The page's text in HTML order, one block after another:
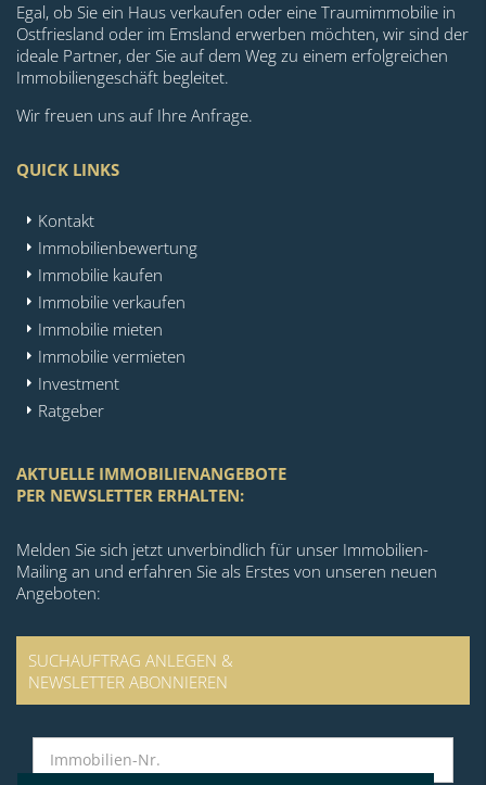
Egal, ob Sie ein Haus verkaufen oder eine Traumimmobilie in
Ostfriesland oder im Emsland erwerben möchten, wir sind der
ideale Partner, der Sie auf dem Weg zu einem erfolgreichen
Immobiliengeschäft begleitet.
Wir freuen uns auf Ihre Anfrage.
QUICK LINKS
Kontakt
Immobilienbewertung
Immobilie kaufen
Immobilie verkaufen
Immobilie mieten
Immobilie vermieten
Investment
Ratgeber
AKTUELLE IMMOBILIENANGEBOTE
PER NEWSLETTER ERHALTEN:
Melden Sie sich jetzt unverbindlich für unser Immobilien-
Mailing an und erfahren Sie als Erstes von unseren neuen
Angeboten:
SUCHAUFTRAG ANLEGEN &
NEWSLETTER ABONNIEREN